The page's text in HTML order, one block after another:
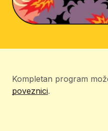
Kompletan program
poveznici.